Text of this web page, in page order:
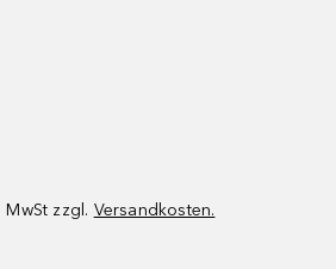
zzgl. Versandkosten.